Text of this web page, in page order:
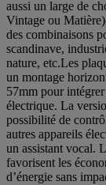
aussi un large de
Vintage ou
des combinaisons
scandinave,
nature, etc.Les
un montage
57mm pour
électrique. La
possibilité de
autres appareils
un assistant vocal.
favorisent les
d’énergie sans